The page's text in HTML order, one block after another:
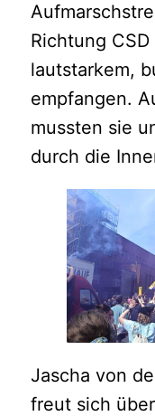
Richtung
lautstarkem,
empfangen.
mussten sie
durch die
Jascha von
freut sich